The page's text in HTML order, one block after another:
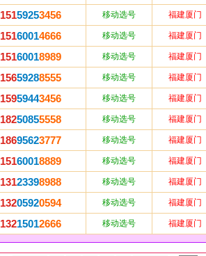
15159253456 移动选号 福建厦门
15160014666 移动选号 福建厦门
15160018989 移动选号 福建厦门
15659288555 移动选号 福建厦门
15959443456 移动选号 福建厦门
18250855558 移动选号 福建厦门
18695623777 移动选号 福建厦门
15160018889 移动选号 福建厦门
13123398988 移动选号 福建厦门
13205920594 移动选号 福建厦门
13215012666 移动选号 福建厦门